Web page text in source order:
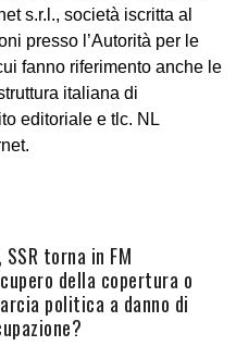
s.r.l., società iscritta al
presso l’Autorità per le
fanno riferimento anche le
italiana di
editoriale e tlc. NL
torna in FM
della copertura o
politica a danno di